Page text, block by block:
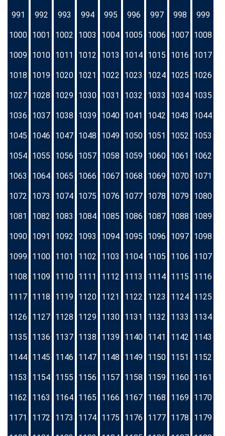
991 992 993 994 995 996 997 998 999
1000 1001 1002 1003 1004 1005 1006 1007 1008
1009 1010 1011 1012 1013 1014 1015 1016 1017
1018 1019 1020 1021 1022 1023 1024 1025 1026
1027 1028 1029 1030 1031 1032 1033 1034 1035
1036 1037 1038 1039 1040 1041 1042 1043 1044
1045 1046 1047 1048 1049 1050 1051 1052 1053
1054 1055 1056 1057 1058 1059 1060 1061 1062
1063 1064 1065 1066 1067 1068 1069 1070 1071
1072 1073 1074 1075 1076 1077 1078 1079 1080
1081 1082 1083 1084 1085 1086 1087 1088 1089
1090 1091 1092 1093 1094 1095 1096 1097 1098
1099 1100 1101 1102 1103 1104 1105 1106 1107
1108 1109 1110 1111 1112 1113 1114 1115 1116
1117 1118 1119 1120 1121 1122 1123 1124 1125
1126 1127 1128 1129 1130 1131 1132 1133 1134
1135 1136 1137 1138 1139 1140 1141 1142 1143
1144 1145 1146 1147 1148 1149 1150 1151 1152
1153 1154 1155 1156 1157 1158 1159 1160 1161
1162 1163 1164 1165 1166 1167 1168 1169 1170
1171 1172 1173 1174 1175 1176 1177 1178 1179